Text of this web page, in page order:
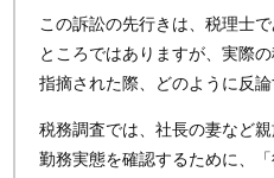
この訴訟の先行きは、税理士
ところではありますが、実際
指摘された際、どのように反
税務調査では、社長の妻など
勤務実態を確認するために、